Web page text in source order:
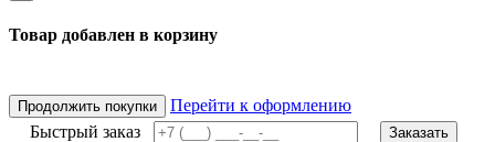
Товар добавлен в корзину
Продолжить покупки
Перейти к оформлению
Быстрый заказ
Заказать